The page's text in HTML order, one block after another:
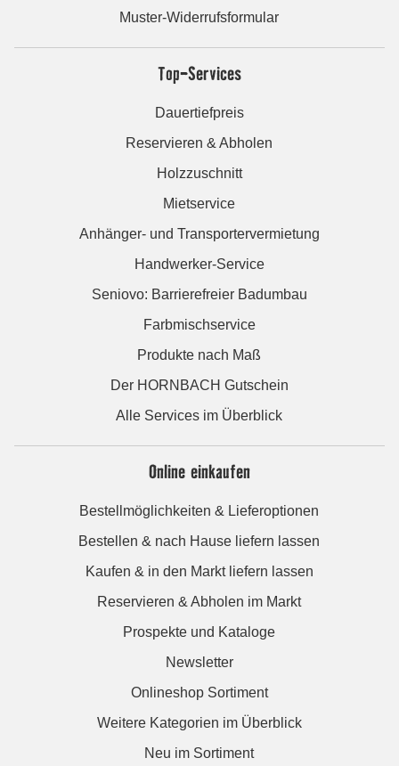
Muster-Widerrufsformular
Top-Services
Dauertiefpreis
Reservieren & Abholen
Holzzuschnitt
Mietservice
Anhänger- und Transportervermietung
Handwerker-Service
Seniovo: Barrierefreier Badumbau
Farbmischservice
Produkte nach Maß
Der HORNBACH Gutschein
Alle Services im Überblick
Online einkaufen
Bestellmöglichkeiten & Lieferoptionen
Bestellen & nach Hause liefern lassen
Kaufen & in den Markt liefern lassen
Reservieren & Abholen im Markt
Prospekte und Kataloge
Newsletter
Onlineshop Sortiment
Weitere Kategorien im Überblick
Neu im Sortiment